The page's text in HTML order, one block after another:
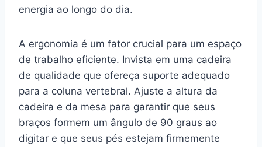
energia ao longo do dia.
A ergonomia é um fator crucial para um espaço
de trabalho eficiente. Invista em uma cadeira
de qualidade que ofereça suporte adequado
para a coluna vertebral. Ajuste a altura da
cadeira e da mesa para garantir que seus
braços formem um ângulo de 90 graus ao
digitar e que seus pés estejam firmemente